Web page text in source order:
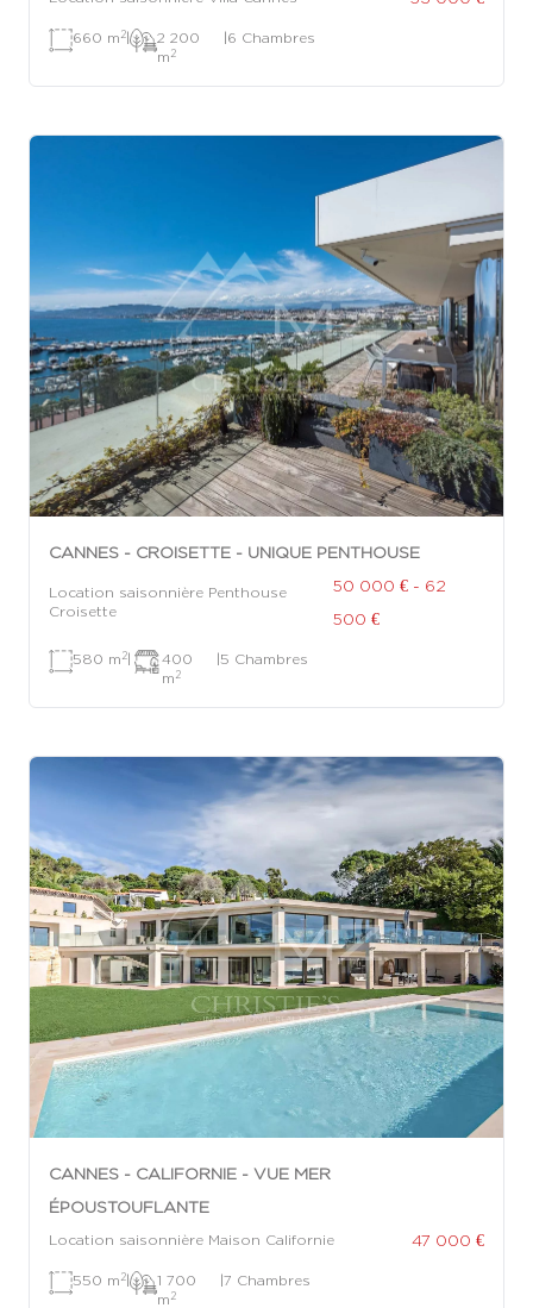
660 m 2|
2 200
m 2
|6 Chambres
CANNES - CROISETTE - UNIQUE PENTHOUSE
Location saisonnière Penthouse
Croisette
50 000 € - 62
500 €
580 m 2|
400
m 2
|5 Chambres
CANNES - CALIFORNIE - VUE MER
ÉPOUSTOUFLANTE
Location saisonnière Maison Californie 47 000 €
550 m 2|
1 700
m 2
|7 Chambres